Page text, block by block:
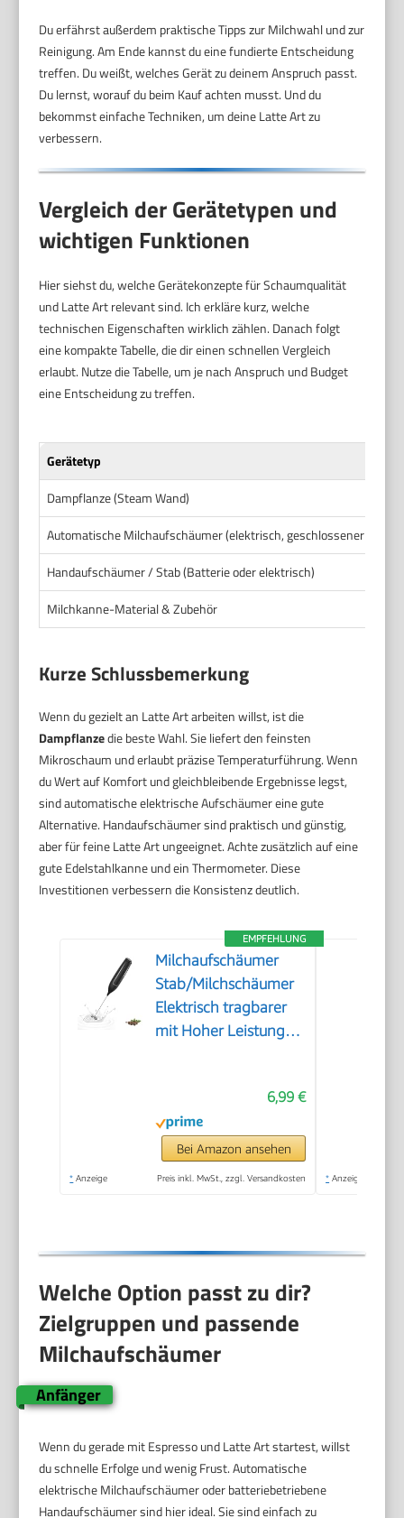
Du erfährst außerdem praktische Tipps zur Milchwahl und zur
Reinigung. Am Ende kannst du eine fundierte Entscheidung
treffen. Du weißt, welches Gerät zu deinem Anspruch passt.
Du lernst, worauf du beim Kauf achten musst. Und du
bekommst einfache Techniken, um deine Latte Art zu
verbessern.
Vergleich der Gerätetypen und
wichtigen Funktionen
Hier siehst du, welche Gerätekonzepte für Schaumqualität
und Latte Art relevant sind. Ich erkläre kurz, welche
technischen Eigenschaften wirklich zählen. Danach folgt
eine kompakte Tabelle, die dir einen schnellen Vergleich
erlaubt. Nutze die Tabelle, um je nach Anspruch und Budget
eine Entscheidung zu treffen.
Gerätetyp
Dampflanze (Steam Wand)
Automatische Milchaufschäumer (elektrisch, geschlossener
Handaufschäumer / Stab (Batterie oder elektrisch)
Milchkanne-Material & Zubehör
Kurze Schlussbemerkung
Wenn du gezielt an Latte Art arbeiten willst, ist die
Dampflanzedie beste Wahl. Sie liefert den feinsten
Mikroschaum und erlaubt präzise Temperaturführung. Wenn
du Wert auf Komfort und gleichbleibende Ergebnisse legst,
sind automatische elektrische Aufschäumer eine gute
Alternative. Handaufschäumer sind praktisch und günstig,
aber für feine Latte Art ungeeignet. Achte zusätzlich auf eine
gute Edelstahlkanne und ein Thermometer. Diese
Investitionen verbessern die Konsistenz deutlich.
EMPFEHLUNG
Milchaufschäumer
Stab/Milchschäumer
Elektrisch tragbarer
mit Hoher Leistung
batteriebetriebener
für Latte, Matcha-Tee,
Cappuccino, Schwarz
6,99 €
Bei Amazon ansehen
* Anzeige Preis inkl. MwSt., zzgl. Versandkosten * Anzeige
Welche Option passt zu dir?
Zielgruppen und passende
Milchaufschäumer
Anfänger
Wenn du gerade mit Espresso und Latte Art startest, willst
du schnelle Erfolge und wenig Frust. Automatische
elektrische Milchaufschäumer oder batteriebetriebene
Handaufschäumer sind hier ideal. Sie sind einfach zu